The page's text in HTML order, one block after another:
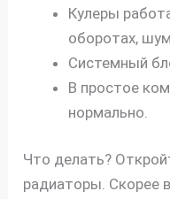
Кулеры
оборотах,
Системный
В простое
нормально.
Что делать?
радиаторы. Скорее